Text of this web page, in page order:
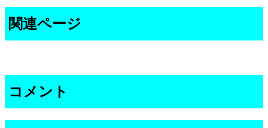
関連ページ
コメント